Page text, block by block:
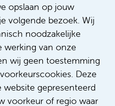
opslaan op jouw
volgende bezoek. Wij
noodzakelijke
werking van onze
wij geen toestemming
Deze
gepresenteerd
voorkeur of regio waar
vi/-
hqdefault.jpg
watch?v=-